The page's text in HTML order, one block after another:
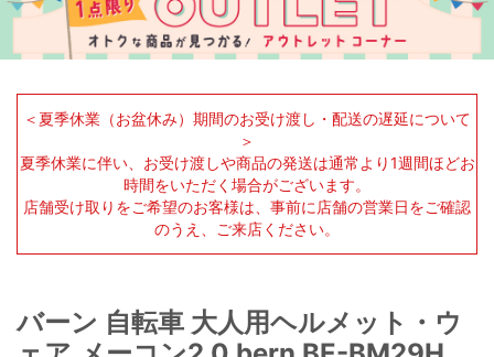
＜夏季休業（お盆休み）期間のお受け渡し・配送の遅延について
＞
夏季休業に伴い、お受け渡しや商品の発送は通常より1週間ほどお
時間をいただく場合がございます。
店舗受け取りをご希望のお客様は、事前に店舗の営業日をご確認
のうえ、ご来店ください。
バーン 自転車 大人用ヘルメット・ウ